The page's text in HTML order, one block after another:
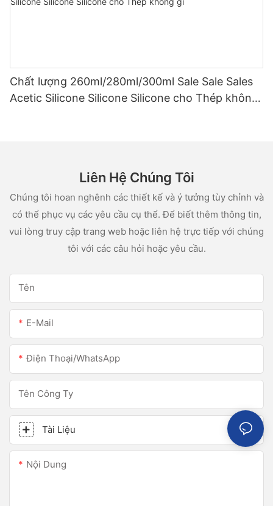
Chất lượng 260ml/280ml/300ml Sale Sale Sales
Acetic Silicone Silicone Silicone cho Thép không
Liên Hệ Chúng Tôi
Chúng tôi hoan nghênh các thiết kế và ý tưởng tùy chỉnh và
có thể phục vụ các yêu cầu cụ thể. Để biết thêm thông tin,
vui lòng truy cập trang web hoặc liên hệ trực tiếp với chúng
tôi với các câu hỏi hoặc yêu cầu.
Tên
E-Mail
Điện Thoại/WhatsApp
Tên Công Ty
Tài Liệu
Nội Dung